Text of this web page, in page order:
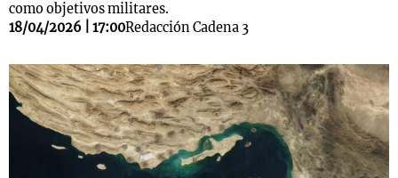
como objetivos militares.
18/04/2026 | 17:00Redacción Cadena 3